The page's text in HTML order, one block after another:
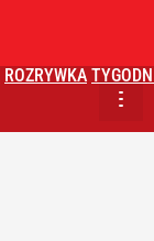
ROZRYWKA